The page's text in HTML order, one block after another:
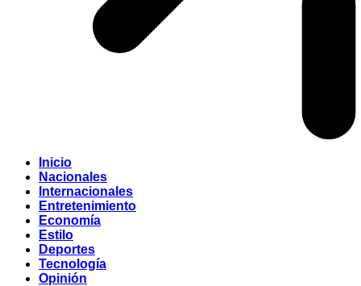
Inicio
Nacionales
Internacionales
Entretenimiento
Economía
Estilo
Deportes
Tecnología
Opinión